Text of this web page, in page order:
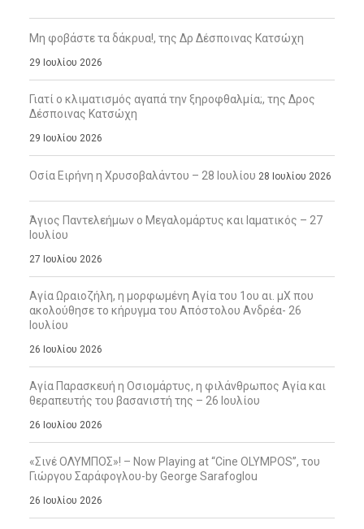
Μη φοβάστε τα δάκρυα!, της Δρ Δέσποινας Κατσώχη
29 Ιουλίου 2026
Γιατί ο κλιματισμός αγαπά την ξηροφθαλμία;, της Δρος
Δέσποινας Κατσώχη
29 Ιουλίου 2026
Οσία Ειρήνη η Χρυσοβαλάντου – 28 Ιουλίου 28 Ιουλίου 2026
Άγιος Παντελεήμων ο Μεγαλομάρτυς και Ιαματικός – 27
Ιουλίου
27 Ιουλίου 2026
Αγία Ωραιοζήλη, η μορφωμένη Αγία του 1ου αι. μΧ που
ακολούθησε το κήρυγμα του Απόστολου Ανδρέα- 26
Ιουλίου
26 Ιουλίου 2026
Αγία Παρασκευή η Οσιομάρτυς, η φιλάνθρωπος Αγία και
θεραπευτής του βασανιστή της – 26 Ιουλίου
26 Ιουλίου 2026
«Σινέ ΟΛΥΜΠΟΣ»! – Now Playing at “Cine OLYMPOS”, του
Γιώργου Σαράφογλου-by George Sarafoglou
26 Ιουλίου 2026